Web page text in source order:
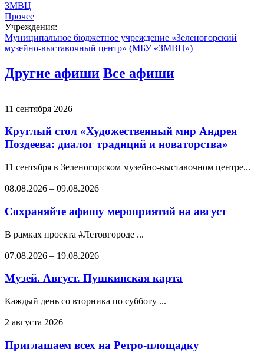
ЗМВЦ
Прочее
Учреждения:
Муниципальное бюджетное учреждение «Зеленогорский
музейно-выставочный центр» (МБУ «ЗМВЦ»)
Другие афиши Все афиши
11 сентября 2026
Круглый стол «Художественный мир Андрея
Поздеева: диалог традиций и новаторства»
11 сентября в Зеленогорском музейно-выставочном центре...
08.08.2026 – 09.08.2026
Сохраняйте афишу мероприятий на август
В рамках проекта #Летовгороде ...
07.08.2026 – 19.08.2026
Музей. Август. Пушкинская карта
Каждый день со вторника по субботу ...
2 августа 2026
Приглашаем всех на Ретро-площадку